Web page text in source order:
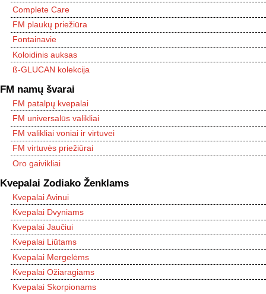
Complete Care
FM plaukų priežiūra
Fontainavie
Koloidinis auksas
ß-GLUCAN kolekcija
FM namų švarai
FM patalpų kvepalai
FM universalūs valikliai
FM valikliai voniai ir virtuvei
FM virtuvės priežiūrai
Oro gaivikliai
Kvepalai Zodiako Ženklams
Kvepalai Avinui
Kvepalai Dvyniams
Kvepalai Jaučiui
Kvepalai Liūtams
Kvepalai Mergelėms
Kvepalai Ožiaragiams
Kvepalai Skorpionams